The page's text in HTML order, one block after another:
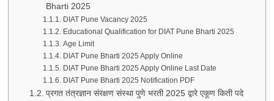
Bharti 2025
DIAT Pune Vacancy 2025
Educational Qualification for DIAT Pune Bharti 2025
Age Limit
DIAT Pune Bharti 2025 Apply Online
DIAT Pune Bharti 2025 Apply Online Last Date
DIAT Pune Bharti 2025 Notification PDF
प्रगत तंत्रज्ञान संरक्षण संस्था पुणे भरती 2025 द्वारे एकूण किती पदे